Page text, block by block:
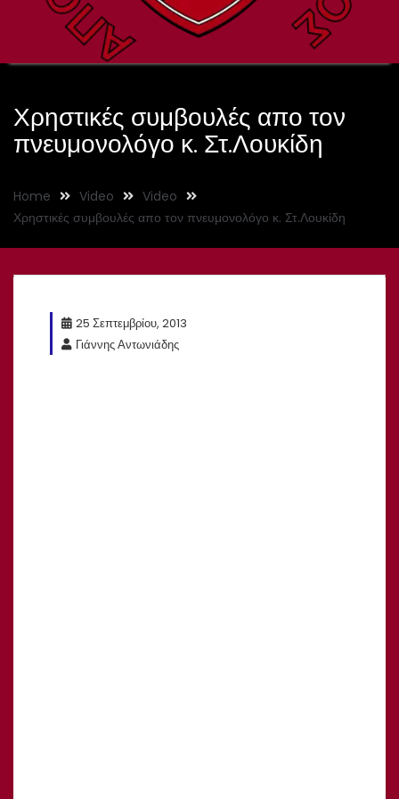
Χρηστικές συμβουλές απο τον
πνευμονολόγο κ. Στ.Λουκίδη
Home Video
Video
Χρηστικές συμβουλές απο τον πνευμονολόγο κ. Στ.Λουκίδη
25 Σεπτεμβρίου, 2013
Γιάννης Αντωνιάδης